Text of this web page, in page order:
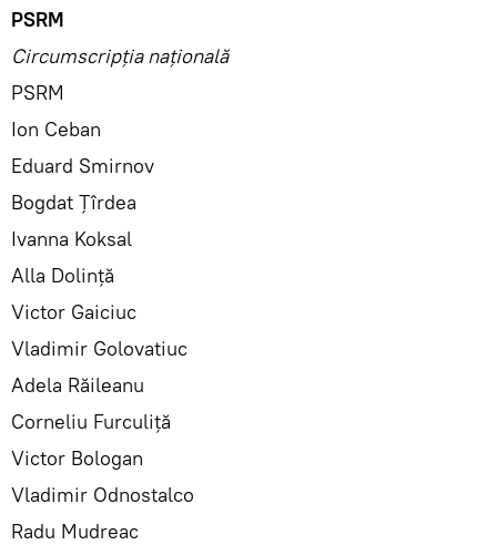
PSRM
Circumscripția națională
PSRM
Ion Ceban
Eduard Smirnov
Bogdat Țîrdea
Ivanna Koksal
Alla Dolință
Victor Gaiciuc
Vladimir Golovatiuc
Adela Răileanu
Corneliu Furculiță
Victor Bologan
Vladimir Odnostalco
Radu Mudreac